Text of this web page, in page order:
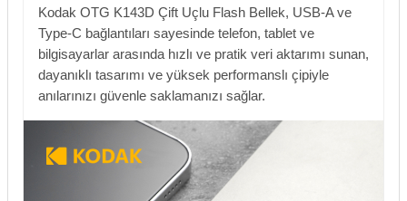
Kodak OTG K143D Çift Uçlu Flash Bellek, USB-A ve
Type-C bağlantıları sayesinde telefon, tablet ve
bilgisayarlar arasında hızlı ve pratik veri aktarımı sunan,
dayanıklı tasarımı ve yüksek performanslı çipiyle
anılarınızı güvenle saklamanızı sağlar.